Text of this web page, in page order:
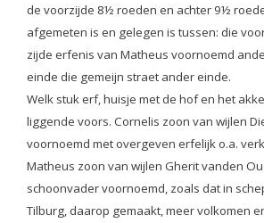
de voorzijde 8½ roeden en achter 9½
afgemeten is en gelegen is tussen: die
zijde erfenis van Matheus voornoemd
einde die gemeijn straet ander einde.
Welk stuk erf, huisje met de hof en het
liggende voors. Cornelis zoon van wijlen
voornoemd met overgeven erfelijk o.a.
Matheus zoon van wijlen Gherit vanden
schoonvader voornoemd, zoals dat in
Tilburg, daarop gemaakt, meer volkomen